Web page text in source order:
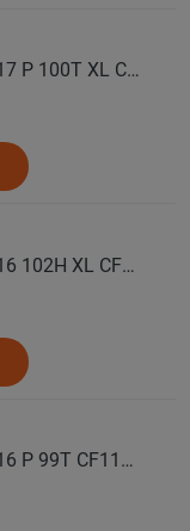
COMFORSER Автошина 215/60 R17 P 100T XL CF1100 OWL лето
COMFORSER Автошина 215/65 R16 102H XL CF1100 RWL лето
COMFORSER Автошина 215/70 R16 P 99T CF1100 RWL лето